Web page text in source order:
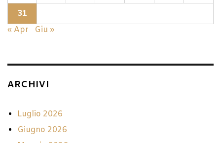
31
« Apr
Giu »
ARCHIVI
Luglio 2026
Giugno 2026